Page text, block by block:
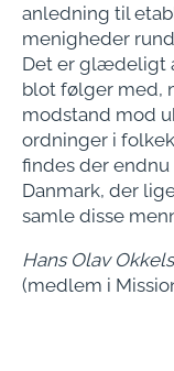
anledning til
menigheder
Det er glædeligt
blot følger med,
modstand mod
ordninger i
findes der
Danmark, der
samle disse
Hans Olav
(medlem i